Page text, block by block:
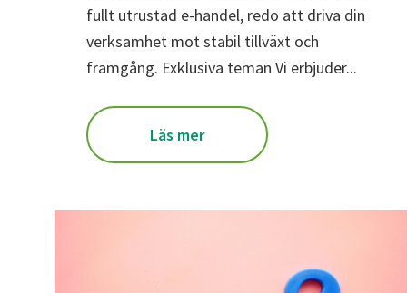
fullt utrustad e-handel, redo att driva din
verksamhet mot stabil tillväxt och
framgång. Exklusiva teman Vi erbjuder...
Läs mer